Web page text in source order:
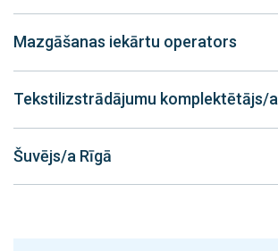
Mazgāšanas iekārtu operators
Tekstilizstrādājumu komplektētājs/a
Šuvējs/a Rīgā